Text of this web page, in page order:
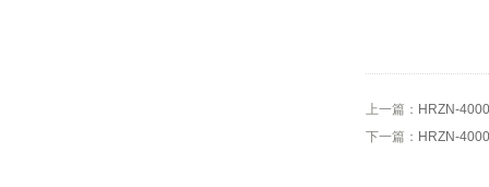
上一篇： HRZN-
下一篇： HRZN-